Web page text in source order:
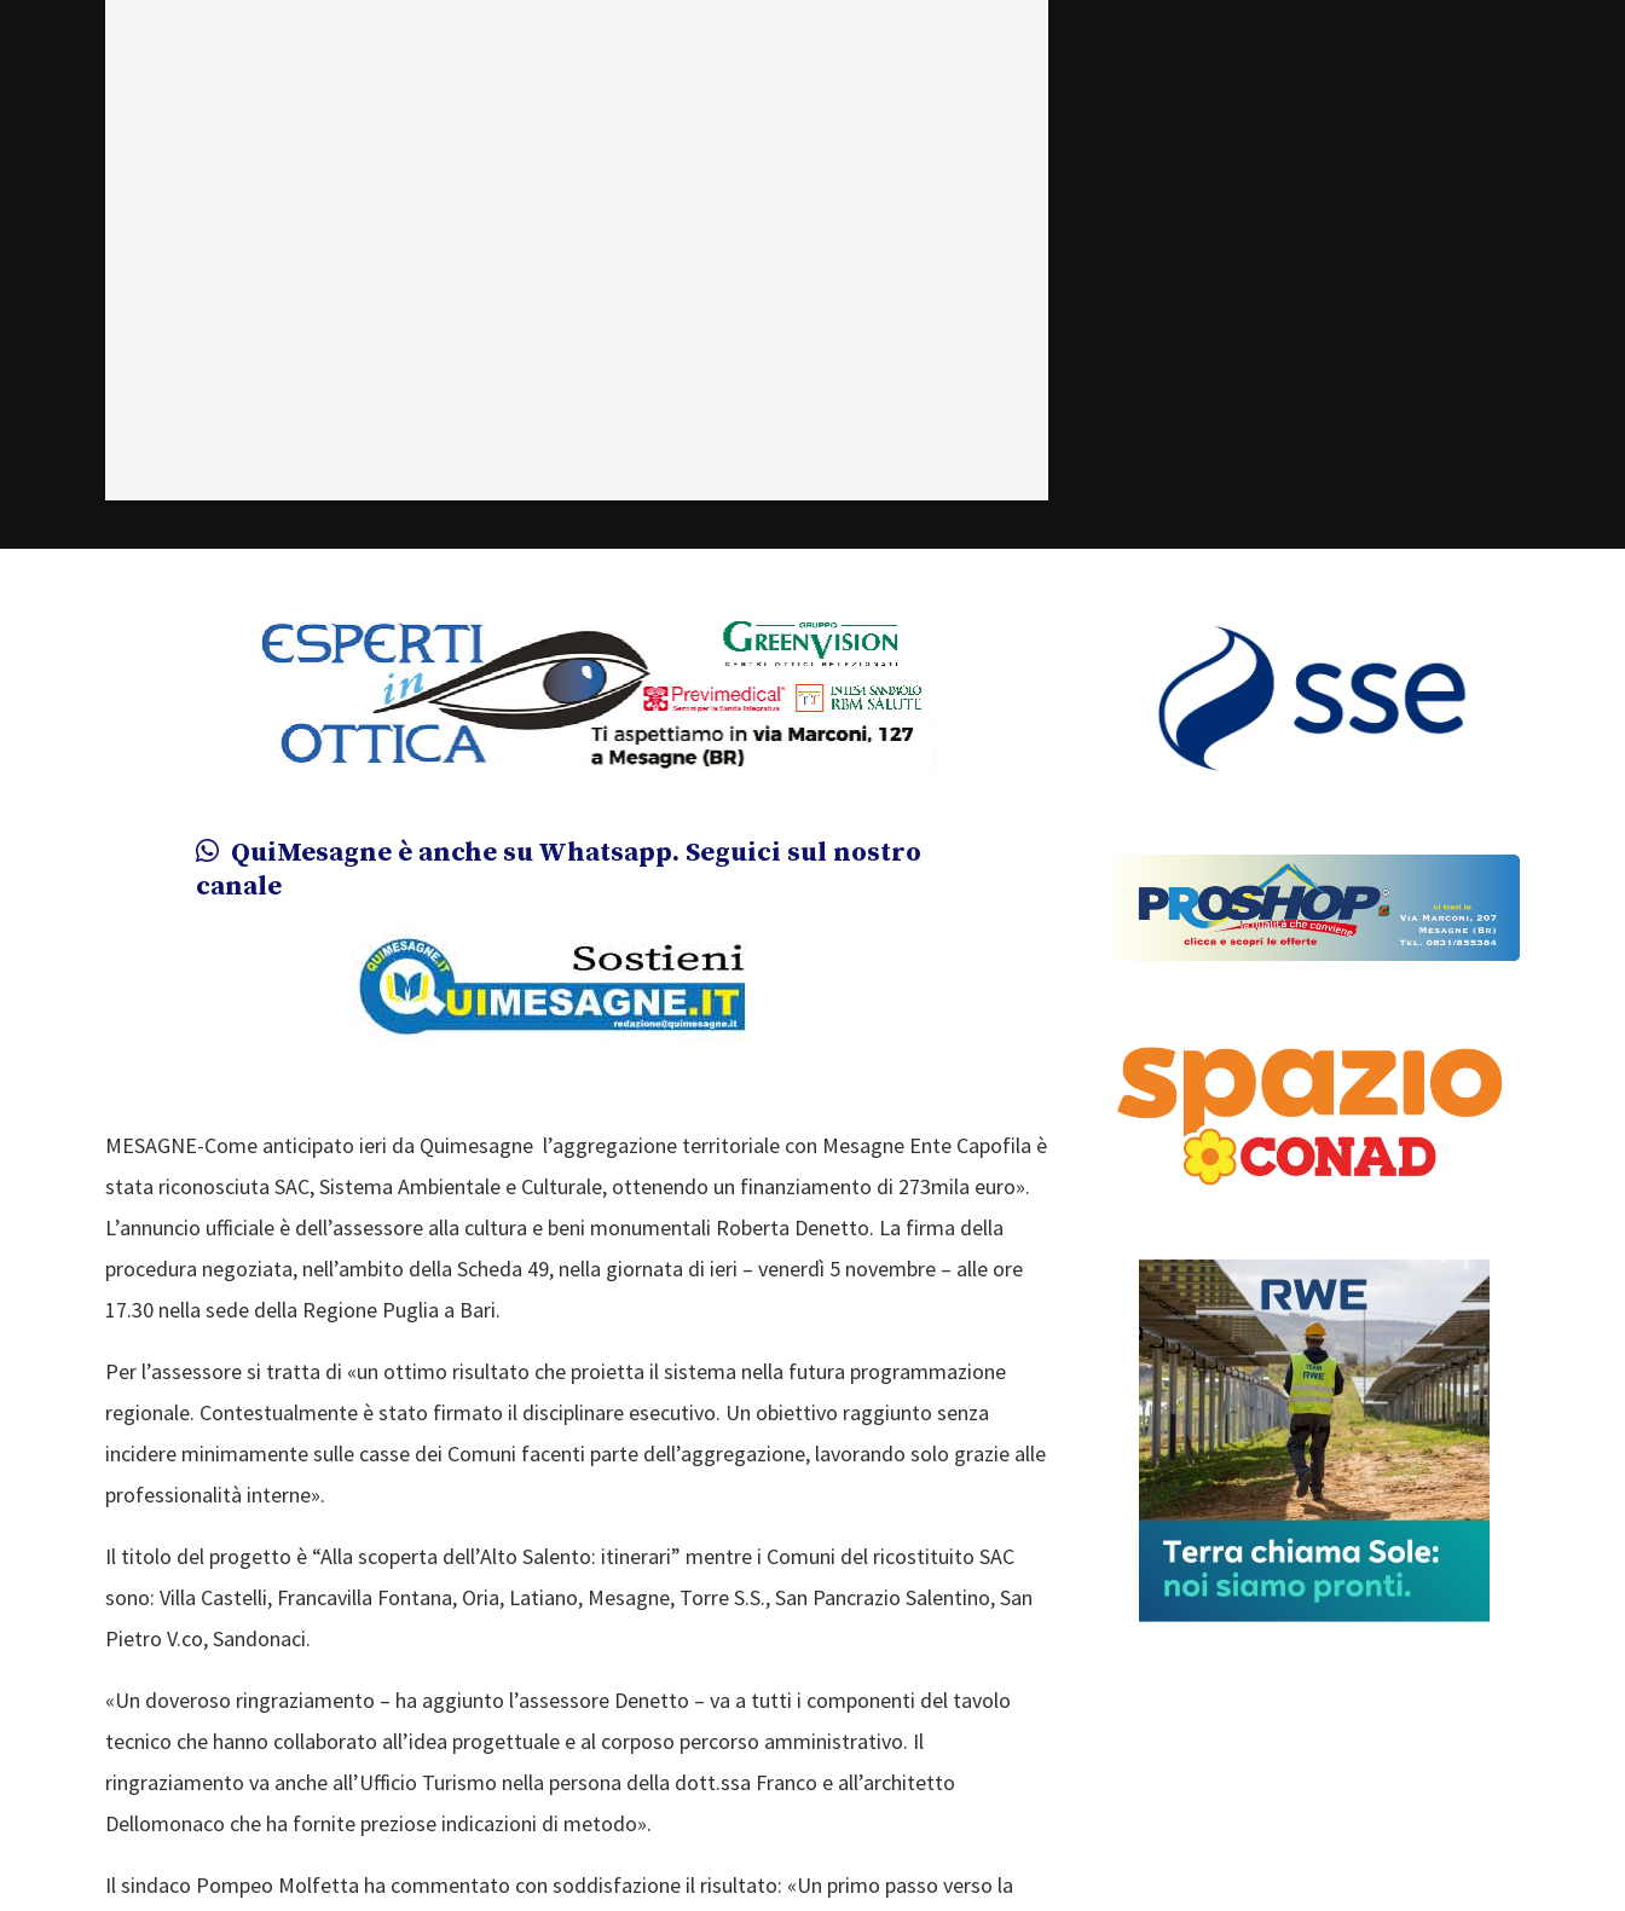
QuiMesagne è anche su Whatsapp. Seguici sul nostro
canale
MESAGNE-Come anticipato ieri da Quimesagne l’aggregazione territoriale con Mesagne Ente Capofila è
stata riconosciuta SAC, Sistema Ambientale e Culturale, ottenendo un finanziamento di 273mila euro».
L’annuncio ufficiale è dell’assessore alla cultura e beni monumentali Roberta Denetto. La firma della
procedura negoziata, nell’ambito della Scheda 49, nella giornata di ieri – venerdì 5 novembre – alle ore
17.30 nella sede della Regione Puglia a Bari.
Per l’assessore si tratta di «un ottimo risultato che proietta il sistema nella futura programmazione
regionale. Contestualmente è stato firmato il disciplinare esecutivo. Un obiettivo raggiunto senza
incidere minimamente sulle casse dei Comuni facenti parte dell’aggregazione, lavorando solo grazie alle
professionalità interne».
Il titolo del progetto è “Alla scoperta dell’Alto Salento: itinerari” mentre i Comuni del ricostituito SAC
sono: Villa Castelli, Francavilla Fontana, Oria, Latiano, Mesagne, Torre S.S., San Pancrazio Salentino, San
Pietro V.co, Sandonaci.
«Un doveroso ringraziamento – ha aggiunto l’assessore Denetto – va a tutti i componenti del tavolo
tecnico che hanno collaborato all’idea progettuale e al corposo percorso amministrativo. Il
ringraziamento va anche all’Ufficio Turismo nella persona della dott.ssa Franco e all’architetto
Dellomonaco che ha fornite preziose indicazioni di metodo».
Il sindaco Pompeo Molfetta ha commentato con soddisfazione il risultato: «Un primo passo verso la